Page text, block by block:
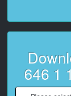
ったし、親
At
646 1